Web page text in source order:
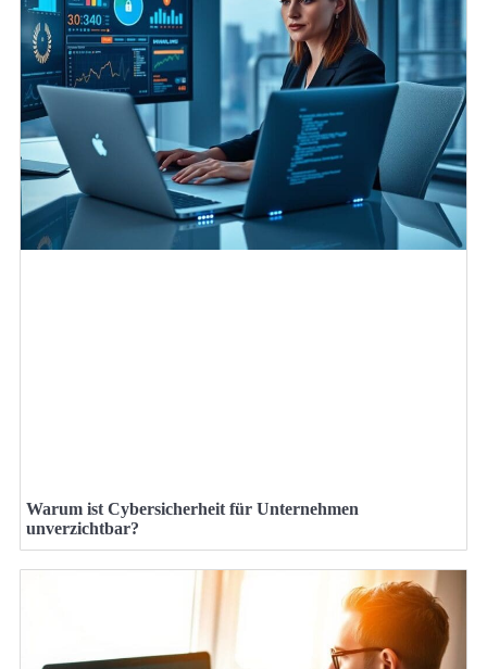
Warum ist Cybersicherheit für Unternehmen
unverzichtbar?